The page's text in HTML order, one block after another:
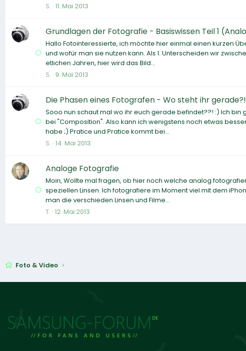
S. 11. Mai 2013
Grundlagen der Fotografie - Basiswissen Teil 1
Hallo Fotointeressierte, ich möchte hier einmal einen kurzen
und wofür man sie nutzen kann. Als 1. Unterscheiden wir
etlichen Jahren, hier wird das Bild...
S. 9. Mai 2013
Die Phasen eines Fotografen - Wo steht ihr gerade?!
Sooo nun schaut mal wo ihr euch gerade befindet??! :) Ich
bei "Composition". Also kann ich wenigstens noch etwas
habe ;) Pratice und Pratice kommt bei...
S. 14. Mai 2013
Analoge Fotografie
Moin, Wollte mal fragen, ob hier noch welche analog
speziellen Linsen. Ich fotografiere im Moment viel mit dem
man die verschieden Linsen und Filme...
T. 12. Mai 2013
Foto & Video